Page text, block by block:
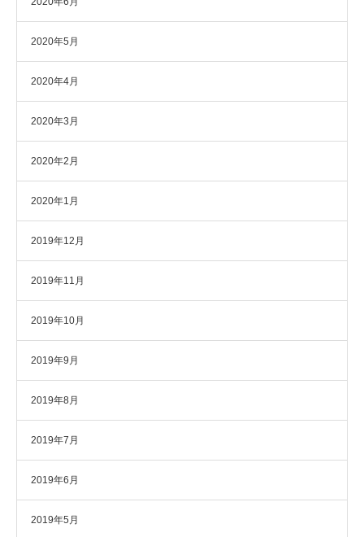
2020年5月
2020年4月
2020年3月
2020年2月
2020年1月
2019年12月
2019年11月
2019年10月
2019年9月
2019年8月
2019年7月
2019年6月
2019年5月